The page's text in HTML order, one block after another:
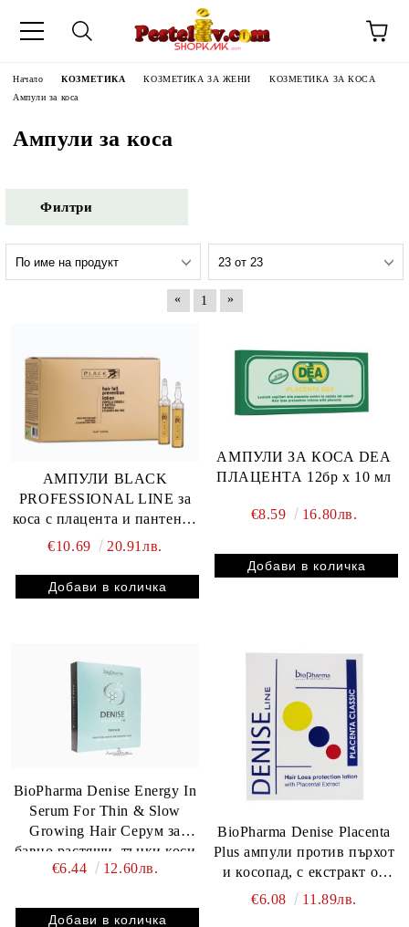
НА
Начало КОЗМЕТИКА КОЗМЕТИКА ЗА ЖЕНИ
КОЗМЕТИКА ЗА КОСА
Ампули за коса
Ампули за коса
Филтри
« 1 »
АМПУЛИ BLACK
PROFESSIONAL LINE за
коса с плацента и пантенол
12 бр x 10 мл
€10.69 20.91лв.
АМПУЛИ ЗА КОСА DEA
ПЛАЦЕНТА 12бр х 10 мл
€8.59 16.80лв.
BioPharma Denise Energy In
Serum For Thin & Slow
Growing Hair Серум за
бавно растящи, тънки коси
6 x 10 мл
€6.44 12.60лв.
BioPharma Denise Placenta
Plus ампули против пърхот
и косопад, с екстракт от
плацента 6 бр * 10 мл
€6.08 11.89лв.